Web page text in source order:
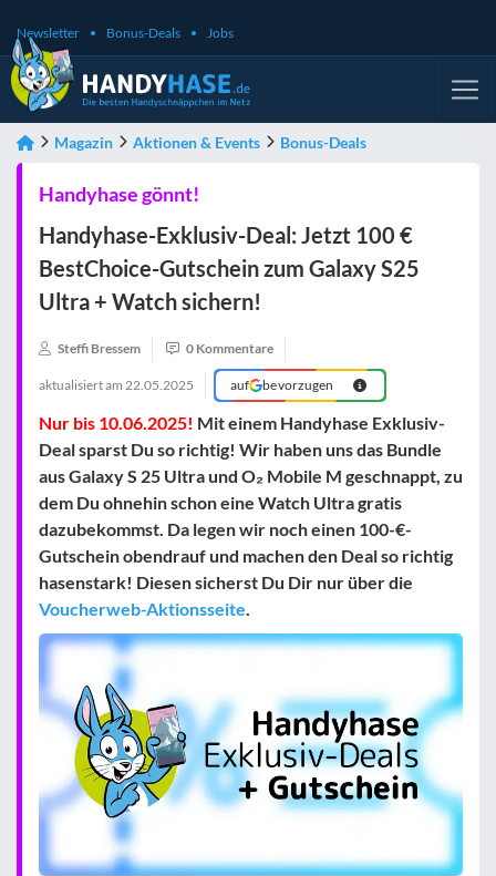
Newsletter Bonus-Deals Jobs
Magazin Aktionen & Events Bonus-Deals
Handyhase gönnt!
Handyhase-Exklusiv-Deal: Jetzt 100 €
BestChoice-Gutschein zum Galaxy S25
Ultra + Watch sichern!
Steffi Bressem 0 Kommentare
aktualisiert am 22.05.2025 auf bevorzugen
Nur bis 10.06.2025! Mit einem Handyhase Exklusiv-
Deal sparst Du so richtig! Wir haben uns das Bundle
aus Galaxy S 25 Ultra und O₂ Mobile M geschnappt, zu
dem Du ohnehin schon eine Watch Ultra gratis
dazubekommst. Da legen wir noch einen 100-€-
Gutschein obendrauf und machen den Deal so richtig
hasenstark! Diesen sicherst Du Dir nur über die
Voucherweb-Aktionsseite.